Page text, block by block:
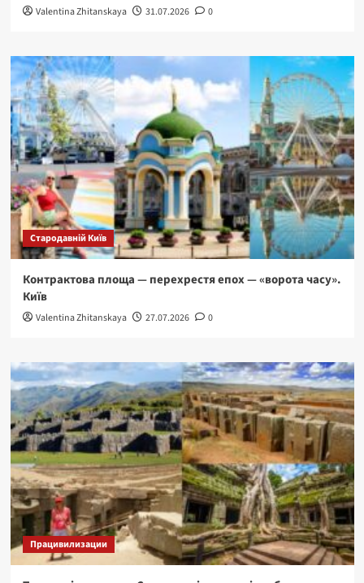
Valentina Zhitanskaya 31.07.2026 0
Стародавній Київ
Контрактова площа — перехрестя епох — «ворота часу».
Київ
Valentina Zhitanskaya 27.07.2026 0
Працивилизации